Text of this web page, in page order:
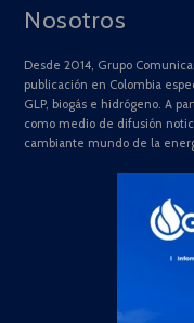
Nosotros
Desde 2014, Grupo
publicación en Colombia
GLP, biogás e hidrógeno. A
como medio de difusión
cambiante mundo de la